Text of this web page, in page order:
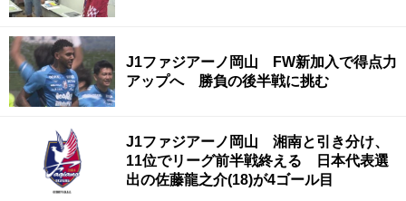
J1ファジアーノ岡山 FW新加入で得点力
アップへ 勝負の後半戦に挑む
J1ファジアーノ岡山 湘南と引き分け、
11位でリーグ前半戦終える 日本代表選
出の佐藤龍之介(18)が4ゴール目